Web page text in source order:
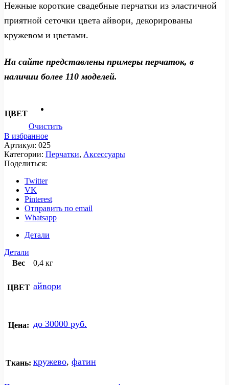
Нежные короткие свадебные перчатки из эластичной
приятной сеточки цвета айвори, декорированы
кружевом и цветами.
На сайте представлены примеры перчаток, в
наличии более 110 моделей.
ЦВЕТ
Очистить
В избранное
Артикул: 025
Категории: Перчатки, Аксессуары
Поделиться:
Twitter
VK
Pinterest
Отправить по email
Whatsapp
Детали
Детали
Вес
0,4 кг
ЦВЕТ айвори
Цена: до 30000 руб.
Ткань: кружево, фатин